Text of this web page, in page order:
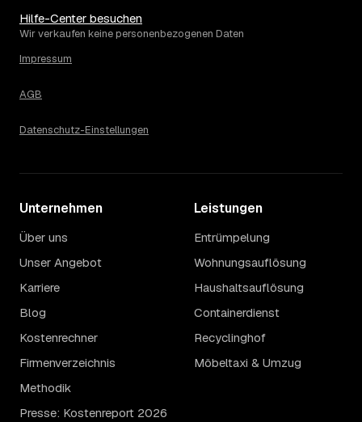
eher am unteren Ende, eine voll möblierte Wohnung mit
Etage ohne Aufzug oder viel Sperrmüll eher am oberen.
Sondermüllanteil verschieben den Endpreis. Den genauen
kostenlosen Einschätzung.
Hilfe-Center besuchen
Wir verkaufen keine personenbezogenen Daten
Impressum
AGB
Datenschutz-Einstellungen
Unternehmen
Über uns
Unser Angebot
Karriere
Blog
Kostenrechner
Firmenverzeichnis
Methodik
Presse: Kostenreport 2026
Leistungen
Entrümpelung
Wohnungsauflösung
Haushaltsauflösung
Containerdienst
Recyclinghof
Möbeltaxi & Umzug